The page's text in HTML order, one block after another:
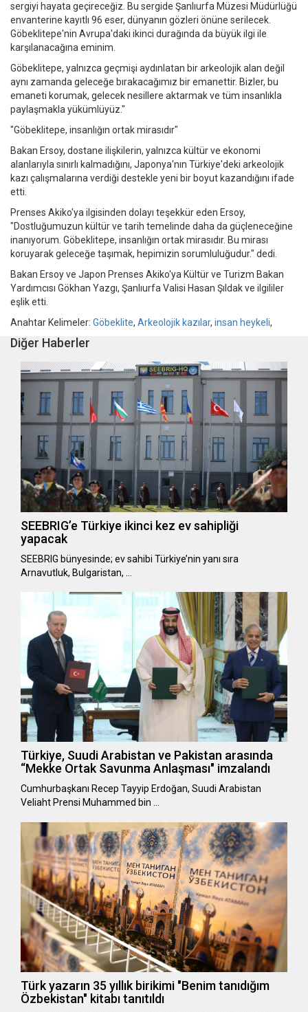
sergiyi hayata geçireceğiz. Bu sergide Şanlıurfa Müzesi Müdürlüğü
envanterine kayıtlı 96 eser, dünyanın gözleri önüne serilecek.
Göbeklitepe'nin Avrupa'daki ikinci durağında da büyük ilgi ile
karşılanacağına eminim.
Göbeklitepe, yalnızca geçmişi aydınlatan bir arkeolojik alan değil
aynı zamanda geleceğe bırakacağımız bir emanettir. Bizler, bu
emaneti korumak, gelecek nesillere aktarmak ve tüm insanlıkla
paylaşmakla yükümlüyüz."
"Göbeklitepe, insanlığın ortak mirasıdır"
Bakan Ersoy, dostane ilişkilerin, yalnızca kültür ve ekonomi
alanlarıyla sınırlı kalmadığını, Japonya'nın Türkiye'deki arkeolojik
kazı çalışmalarına verdiği destekle yeni bir boyut kazandığını ifade
etti.
Prenses Akiko'ya ilgisinden dolayı teşekkür eden Ersoy,
"Dostluğumuzun kültür ve tarih temelinde daha da güçleneceğine
inanıyorum. Göbeklitepe, insanlığın ortak mirasıdır. Bu mirası
koruyarak geleceğe taşımak, hepimizin sorumluluğudur." dedi.
Bakan Ersoy ve Japon Prenses Akiko'ya Kültür ve Turizm Bakan
Yardımcısı Gökhan Yazgı, Şanlıurfa Valisi Hasan Şıldak ve ilgililer
eşlik etti.
Anahtar Kelimeler: Göbeklite, Arkeolojik kazılar, insan heykeli,
Diğer Haberler
SEEBRIG’e Türkiye ikinci kez ev sahipliği
yapacak
SEEBRIG bünyesinde; ev sahibi Türkiye’nin yanı sıra
Arnavutluk, Bulgaristan, …
Türkiye, Suudi Arabistan ve Pakistan arasında
“Mekke Ortak Savunma Anlaşması" imzalandı
Cumhurbaşkanı Recep Tayyip Erdoğan, Suudi Arabistan
Veliaht Prensi Muhammed bin …
Türk yazarın 35 yıllık birikimi "Benim tanıdığım
Özbekistan" kitabı tanıtıldı